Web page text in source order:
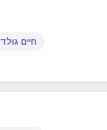
חיים גולד